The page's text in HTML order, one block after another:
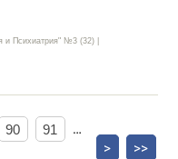
Психиатрия" №3 (32) |
90 91
…
>
>>